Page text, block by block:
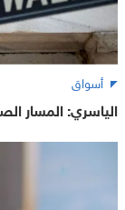
أسواق
الياسري: المسار